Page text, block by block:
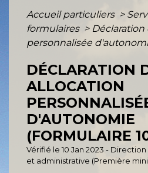
Accueil particuliers >
formulaires >
personnalisée
DÉCLARATION
ALLOCATION
D'AUTONOMIE
(FORMULAIRE
Vérifié le 10 Jan 2023 -
et administrative (Première